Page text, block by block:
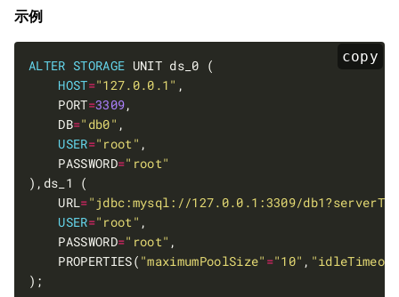
示例
copy
ALTER STORAGE
HOST="127.0.0.1"
    PORT
=3309
    DB
="db0"
USER="root"
    PASSWORD
="root"
    URL
="jdbc:mysql://127.0.0.1:3309/
USER="root"
    PASSWORD
="root"
    PROPERTIES(
"maximumPoolSize" ="10" ,